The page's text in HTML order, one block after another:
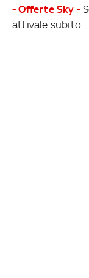
- Offerte Sky -
attivale subito